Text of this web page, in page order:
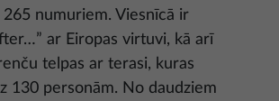
numuriem. Viesnīcā ir
ar Eiropas virtuvi, kā arī
telpas ar terasi, kuras
130 personām. No daudziem